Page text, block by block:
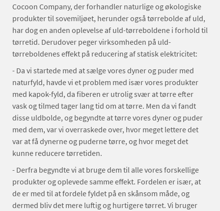
Cocoon Company, der forhandler naturlige og økologiske
produkter til sovemiljøet, herunder også tørrebolde af uld,
har dog en anden oplevelse af uld-tørreboldene i forhold til
tørretid. Derudover peger virksomheden på uld-
tørreboldenes effekt på reducering af statisk elektricitet:
- Da vi startede med at sælge vores dyner og puder med
naturfyld, havde vi et problem med især vores produkter
med kapok-fyld, da fiberen er utrolig svær at tørre efter
vask og tilmed tager lang tid om at tørre. Men da vi fandt
disse uldbolde, og begyndte at tørre vores dyner og puder
med dem, var vi overraskede over, hvor meget lettere det
var at få dynerne og puderne tørre, og hvor meget det
kunne reducere tørretiden.
- Derfra begyndte vi at bruge dem til alle vores forskellige
produkter og oplevede samme effekt. Fordelen er især, at
de er med til at fordele fyldet på en skånsom måde, og
dermed bliv det mere luftig og hurtigere tørret. Vi bruger